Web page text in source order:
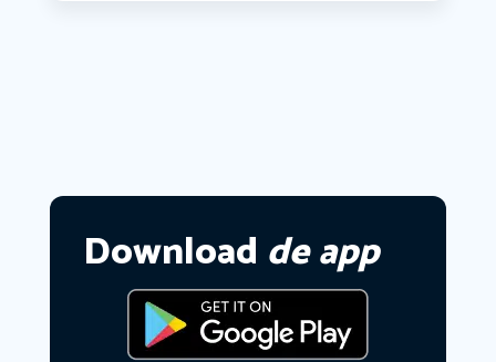
Download de app